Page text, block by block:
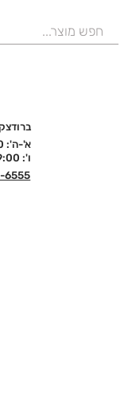
ברודצקי 43 תל אביב
א'-ה': 09:00 - 18:30
ו': 09:00 - 13:30
6555